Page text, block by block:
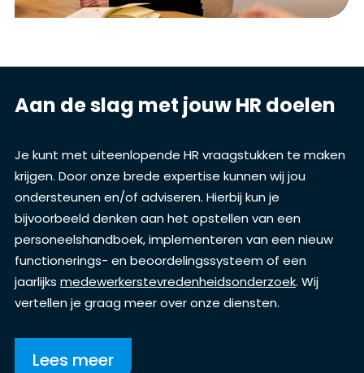
Aan de slag met jouw HR doelen
Je kunt met uiteenlopende HR vraagstukken te maken
krijgen. Door onze brede expertise kunnen wij jou
ondersteunen en/of adviseren. Hierbij kun je
bijvoorbeeld denken aan het opstellen van een
personeelshandboek, implementeren van een nieuw
functionerings- en beoordelingssysteem of een
jaarlijks medewerkerstevredenheidsonderzoek. Wij
vertellen je graag meer over onze diensten.
Lees meer